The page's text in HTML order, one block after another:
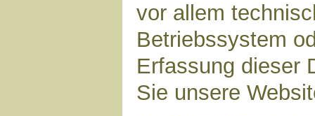
vor allem
Betriebssystem
Erfassung dieser
Sie unsere